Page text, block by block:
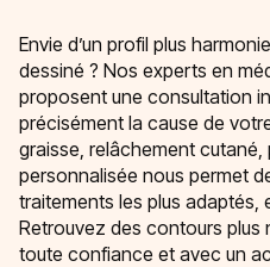
Envie d’un profil plus
dessiné ? Nos experts en
proposent une consultation
précisément la cause de
graisse, relâchement
personnalisée nous permet
traitements les plus adaptés,
Retrouvez des contours plus
toute confiance et avec un